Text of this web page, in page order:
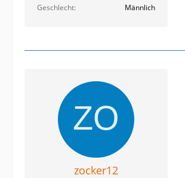
Geschlecht
Männlich
zocker12